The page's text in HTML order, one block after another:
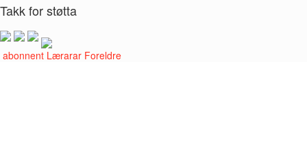
Takk for støtta
abonnent Lærarar Foreldre